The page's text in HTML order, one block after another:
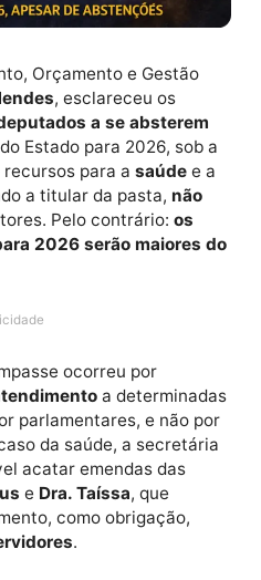
Orçamento e Gestão
Mendes , esclareceu os
deputados a se absterem
do Estado para 2026, sob
a titular da pasta,
para 2026 serão maiores
.
impasse ocorreu por
atendimento